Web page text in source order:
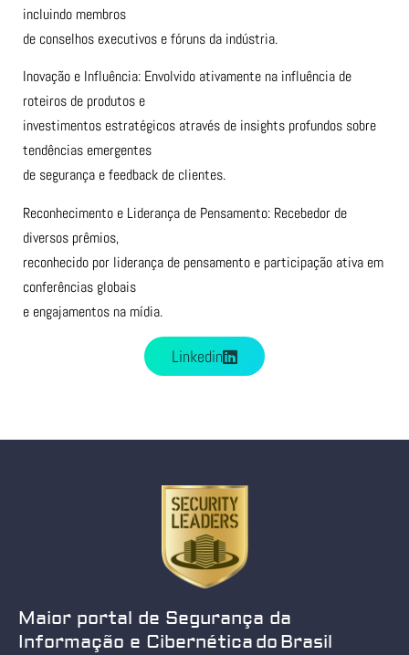
incluindo membros
de conselhos executivos e fóruns da indústria.
Inovação e Influência: Envolvido ativamente na influência de
roteiros de produtos e
investimentos estratégicos através de insights profundos sobre
tendências emergentes
de segurança e feedback de clientes.
Reconhecimento e Liderança de Pensamento: Recebedor de
diversos prêmios,
reconhecido por liderança de pensamento e participação ativa em
conferências globais
e engajamentos na mídia.
Linkedin
Maior portal de Segurança da
Informação e Cibernética do Brasil